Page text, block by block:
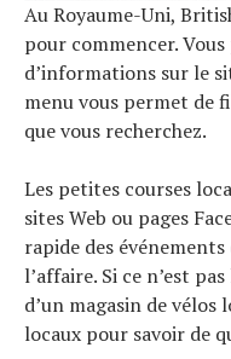
Au Royaume-Uni,
pour commencer.
d’informations sur le
menu vous permet de
que vous recherchez.
Les petites courses
sites Web ou pages
rapide des
l’affaire. Si ce n’est
d’un magasin de vélos
locaux pour savoir de